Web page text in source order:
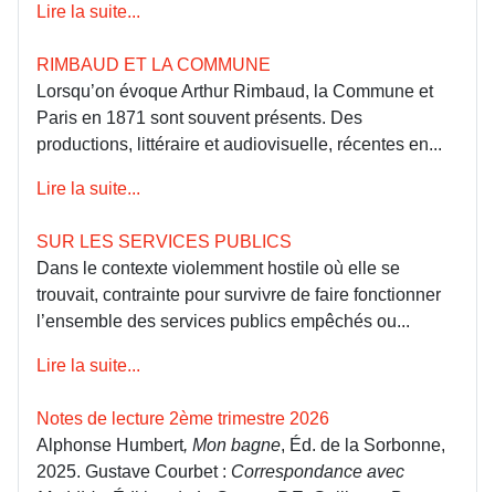
Lire la suite...
RIMBAUD ET LA COMMUNE
Lorsqu’on évoque Arthur Rimbaud, la Commune et
Paris en 1871 sont souvent présents. Des
productions, littéraire et audiovisuelle, récentes en...
Lire la suite...
SUR LES SERVICES PUBLICS
Dans le contexte violemment hostile où elle se
trouvait, contrainte pour survivre de faire fonctionner
l’ensemble des services publics empêchés ou...
Lire la suite...
Notes de lecture 2ème trimestre 2026
Alphonse Humbert, Mon bagne, Éd. de la Sorbonne,
2025. Gustave Courbet : Correspondance avec